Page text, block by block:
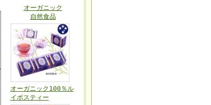
オーガニック
自然食品
オーガニック100％ル
イボスティー